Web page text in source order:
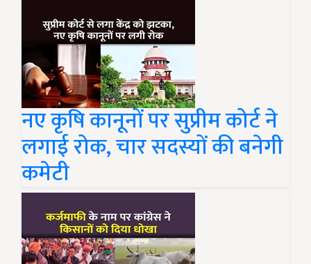
नए कृषि कानूनों पर सुप्रीम कोर्ट ने
लगाई रोक, चार सदस्यों की बनेगी
कमेटी